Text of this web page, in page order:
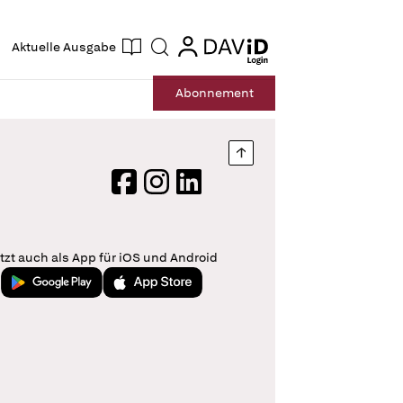
Aktuelle Ausgabe Suche login
login
Abonnement
Nach oben springen
FacebookInstagram
LinkedIn
auch als App für iOS und Android
Jetzt bei Google PlayLaden im App Store